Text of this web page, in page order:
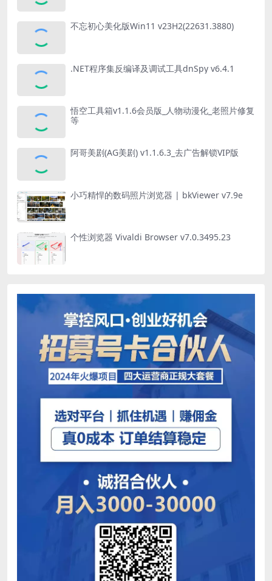
不忘初心美化版Win11 v23H2(22631.3880)
.NET程序集反编译及调试工具dnSpy v6.4.1
悟空工具箱v1.1.6会员版_人物动漫化_老照片修复
等
阿哥美剧(AG美剧) v1.1.6.3_去广告解锁VIP版
小巧精悍的数码照片浏览器 | bkViewer v7.9e
个性浏览器 Vivaldi Browser v7.0.3495.23